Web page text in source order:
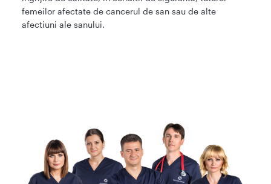
femeilor afectate de cancerul de san sau de alte
afectiuni ale sanului.